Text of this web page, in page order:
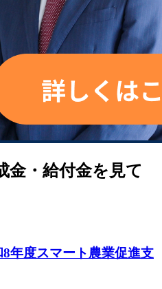
金・給付金を見て
年度スマート農業促進支